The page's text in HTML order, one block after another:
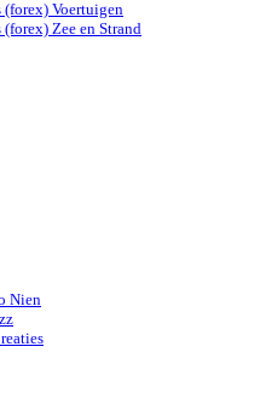
Voertuigen
Zee en Strand
Nien